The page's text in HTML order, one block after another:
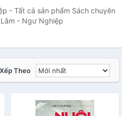
- Tất cả sản phẩm Sách chuyên
- Ngư Nghiệp
Theo